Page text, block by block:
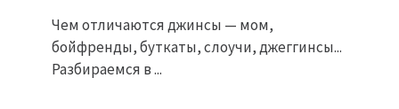
Чем отличаются джинсы — мом,
бойфренды, буткаты, слоучи, джеггинсы...
Разбираемся в ...